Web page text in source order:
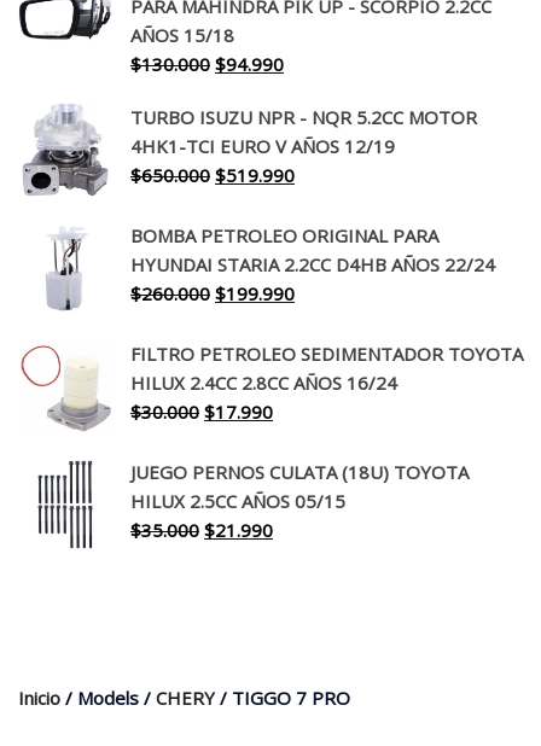
PARA MAHINDRA PIK UP - SCORPIO 2.2CC
AÑOS 15/18
$130.000 El
original
era:
$130.000.
$94.990El
actual
es:
$94.990.
TURBO ISUZU NPR - NQR 5.2CC MOTOR
4HK1-TCI EURO V AÑOS 12/19
$650.000 El
original
era:
$650.000.
$519.990El
actual
es:
$519.990.
BOMBA PETROLEO ORIGINAL PARA
HYUNDAI STARIA 2.2CC D4HB AÑOS 22/24
$260.000 El
original
era:
$260.000.
$199.990El
actual
es:
FILTRO PETROLEO SEDIMENTADOR TOYOTA
HILUX 2.4CC 2.8CC AÑOS 16/24
$30.000 El
original
era:
$30.000.
$17.990El
actual
es:
$17.990.
JUEGO PERNOS CULATA (18U) TOYOTA
HILUX 2.5CC AÑOS 05/15
$35.000 El
$21.990El
Inicio / Models / CHERY/ TIGGO 7 PRO